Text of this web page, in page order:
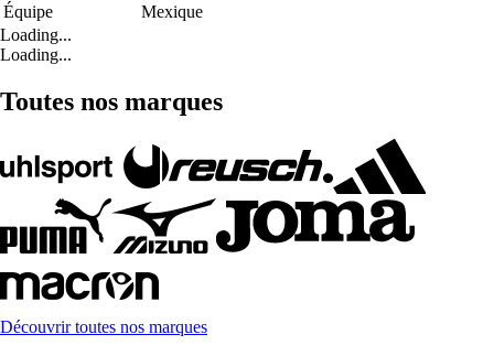
Équipe
Mexique
Loading...
Loading...
Toutes nos marques
Découvrir toutes nos marques